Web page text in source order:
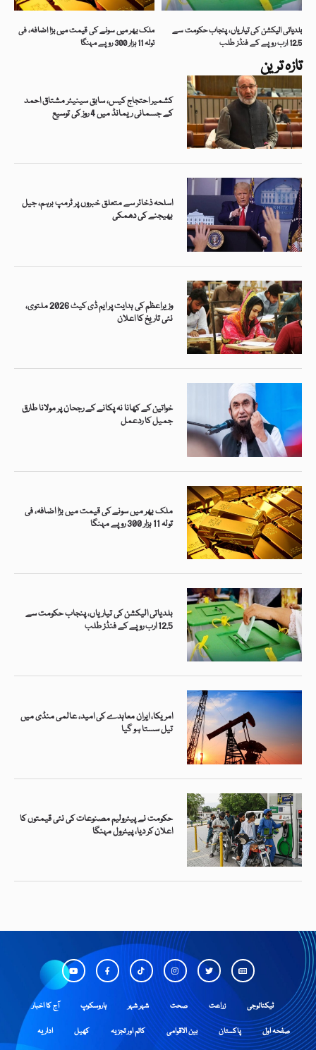
تازہ ترین
کشمیر احتجاج کیس، سابق سینیٹر مشتاق احمد
کے جسمانی ریمانڈ میں 4 روز کی توسیع
اسلحہ ذخائر سے متعلق خبروں پر ٹرمپ برہم، جیل
بھیجنے کی دھمکی
وزیراعظم کی ہدایت پر ایم ڈی کیٹ 2026 ملتوی،
نئی تاریخ کا اعلان
خواتین کے کھانا نہ پکانے کے رجحان پر مولانا طارق
جمیل کا ردعمل
ملک بھر میں سونے کی قیمت میں بڑا اضافہ، فی
تولہ 11 ہزار 300 روپے مہنگا
بلدیاتی الیکشن کی تیاریاں، پنجاب حکومت سے
12.5 ارب روپے کے فنڈز طلب
امریکا، ایران معاہدے کی امید، عالمی منڈی میں
تیل سستا ہو گیا
حکومت نے پیٹرولیم مصنوعات کی نئی قیمتوں کا
اعلان کر دیا، پیٹرول مہنگا
ملک بھر میں سونے کی قیمت میں بڑا اضافہ، فی
تولہ 11 ہزار 300 روپے مہنگا
بلدیاتی الیکشن کی تیاریاں، پنجاب حکومت سے
12.5 ارب روپے کے فنڈز طلب
آج کا اخبار ہاروسکوپ شہر شہر صحت زراعت ٹیکنالوجی
اداریہ کھیل کالم اور تجزیہ بین الاقوامی پاکستان صفحہ اول